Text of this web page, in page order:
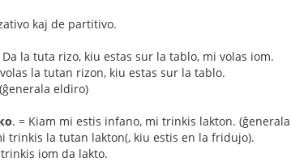
kaj de partitivo.
la tuta rizo, kiu estas sur la tablo, mi volas iom.
la tutan rizon, kiu estas sur la tablo.
eldiro)
. = Kiam mi estis infano, mi trinkis lakton.
trinkis la tutan lakton(, kiu estis en la fridujo).
iom da lakto.